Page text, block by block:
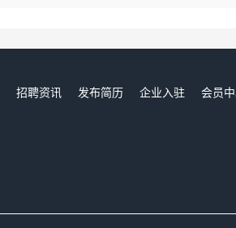
招聘资讯 发布简历 企业入驻 会员